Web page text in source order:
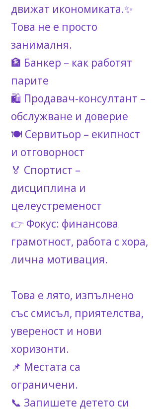
движат икономиката.✨
Това не е просто
занималня.
🏦 Банкер – как работят
парите
🛍 Продавач-консултант –
обслужване и доверие
🍽 Сервитьор – екипност
и отговорност
🏅 Спортист –
дисциплина и
целеустременост
👉 Фокус: финансова
грамотност, работа с хора,
лична мотивация.
Това е лято, изпълнено
със смисъл, приятелства,
увереност и нови
хоризонти.
📌 Местата са
ограничени.
📞 Запишете детето си